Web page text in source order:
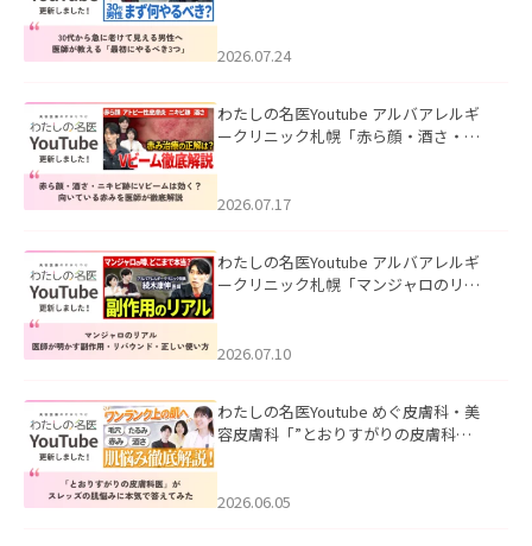
た。
2026.07.24
わたしの名医Youtube アルバアレルギ
ークリニック札幌「赤ら顔・酒さ・ニ
した。
2026.07.17
わたしの名医Youtube アルバアレルギ
ークリニック札幌「マンジャロのリア
た。
2026.07.10
わたしの名医Youtube めぐ皮膚科・美
容皮膚科「”とおりすがりの皮膚科
2026.06.05